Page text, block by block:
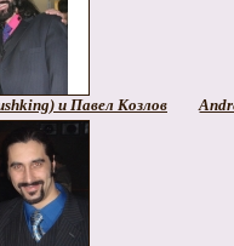
и Павел Козлов